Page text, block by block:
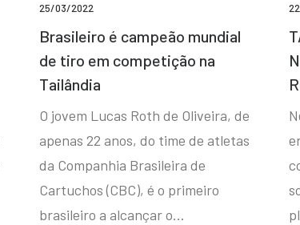
25/03/2022
Brasileiro é campeão mundial
de tiro em competição na
Tailândia
O jovem Lucas Roth de Oliveira, de
apenas 22 anos, do time de atletas
da Companhia Brasileira de
Cartuchos (CBC), é o primeiro
brasileiro a alcançar o…